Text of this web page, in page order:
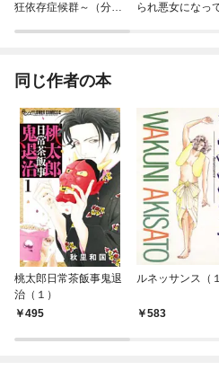
狂依存症候群～（分冊
られ悪女になっ
同じ作者の本
桃太郎日常茶飯事鬼退
治（１）
495
ルネッサンス（１
583